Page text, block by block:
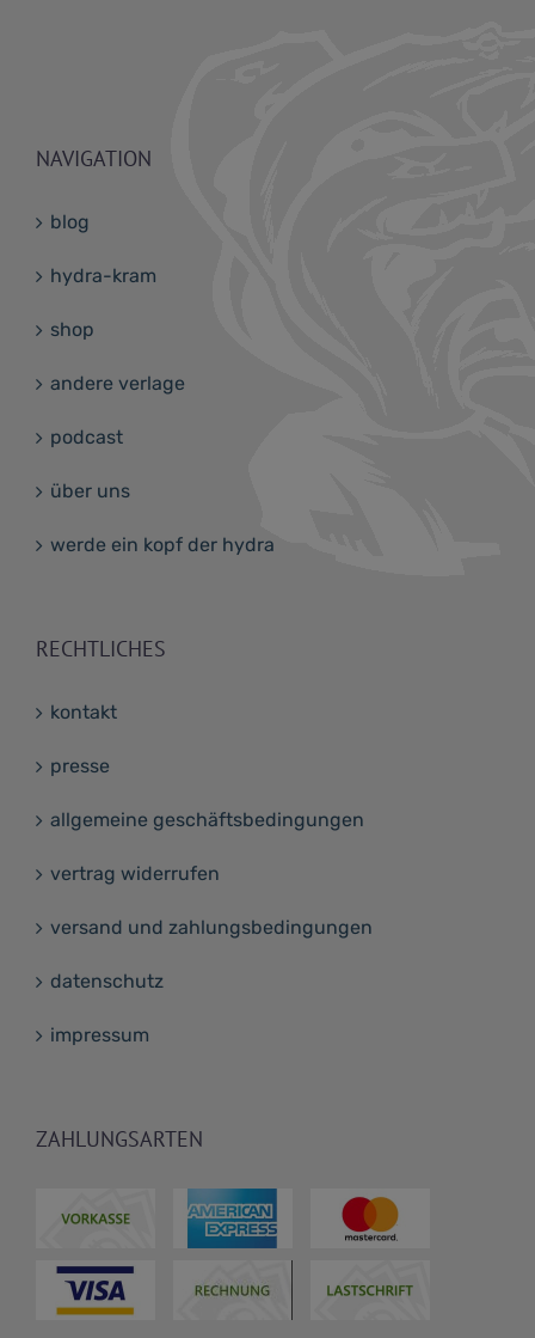
NAVIGATION
blog
hydra-kram
shop
andere verlage
podcast
über uns
werde ein kopf der hydra
RECHTLICHES
kontakt
presse
allgemeine geschäftsbedingungen
vertrag widerrufen
versand und zahlungsbedingungen
datenschutz
impressum
ZAHLUNGSARTEN